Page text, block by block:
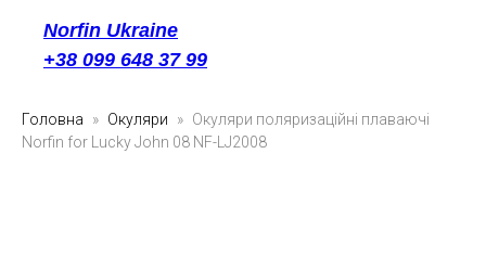
Norfin Ukraine
+38 099 648 37 99
Головна Окуляри
Окуляри поляризаційні плаваючі
Norfin for Lucky John 08 NF-LJ2008